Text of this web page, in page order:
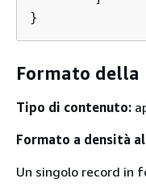
}
Formato della
Tipo di contenuto:
Formato a densità
Un singolo record in